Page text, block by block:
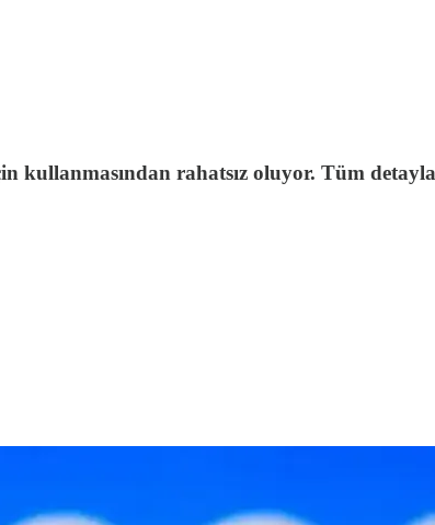
kullanmasından rahatsız oluyor. Tüm